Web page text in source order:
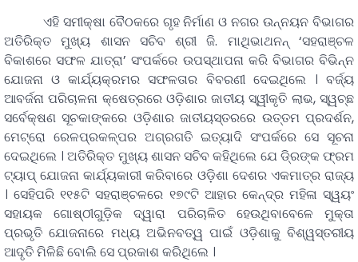
ଏହି ସମୀକ୍ଷା ବୈଠକରେ ଗୃହ ନିର୍ମାଣ ଓ ନଗର ଉନ୍ନୟନ ବିଭାଗର
ଅତିରିକ୍ତ ମୁଖ୍ୟ ଶାସନ ସଚିବ ଶ୍ରୀ ଜି. ମାଥିଭାଥନନ୍‌ ‘ସହରାଞ୍ଚଳ
ବିକାଶରେ ସଫଳ ଯାତ୍ରା’ ସଂପର୍କରେ ଉପସ୍ଥାପନା କରି ବିଭାଗର ବିଭିନ୍ନ
ଯୋଜନା ଓ କାର୍ଯ୍ୟକ୍ରମର ସଫଳତାର ବିବରଣୀ ଦେଇଥିଲେ । ବର୍ଜ୍ୟ
ଆବର୍ଜନା ପରିଚାଳନା କ୍ଷେତ୍ରରେ ଓଡ଼ିଶାର ଜାତୀୟ ସ୍ୱୀକୃତି ଲାଭ, ସ୍ୱଚ୍ଛ
ସର୍ବେକ୍ଷଣ ସୂଚକାଙ୍କରେ ଓଡ଼ିଶାର ଜାତୀୟସ୍ତରରେ ଉତ୍ତମ ପ୍ରଦର୍ଶନ,
ମେଟ୍ରୋ ରେଳପ୍ରକଳ୍ପର ଅଗ୍ରଗତି ଇତ୍ୟାଦି ସଂପର୍କରେ ସେ ସୂଚନା
ଦେଇଥିଲେ । ଅତିରିକ୍ତ ମୁଖ୍ୟ ଶାସନ ସଚିବ କହିଥିଲେ ଯେ ଡି୍ରଙ୍କ ଫ୍ରମ
ଟ୍ୟାପ୍‌ ଯୋଜନା କାର୍ଯ୍ୟକାରୀ କରିବାରେ ଓଡ଼ିଶା ଦେଶର ଏକମାତ୍ର ରାଜ୍ୟ
। ସେହିପରି ୧୧୫ଟି ସହରାଞ୍ଚଳରେ ୧୭୯ଟି ଆହାର କେନ୍ଦ୍ର ମହିଳା ସ୍ୱୟଂ
ସହାୟକ ଗୋଷ୍ଠୀଗୁଡ଼ିକ ଦ୍ୱାରା ପରିଚାଳିତ ହେଉଥିବାବେଳେ ମୁକ୍ତା
ପ୍ରଭୃତି ଯୋଜନାରେ ମଧ୍ୟ ଅଭିନବତ୍ୱ ପାଇଁ ଓଡ଼ିଶାକୁ ବିଶ୍ୱସ୍ତରୀୟ
ଆଦୃତି ମିଳିଛି ବୋଲି ସେ ପ୍ରକାଶ କରିଥିଲେ ।